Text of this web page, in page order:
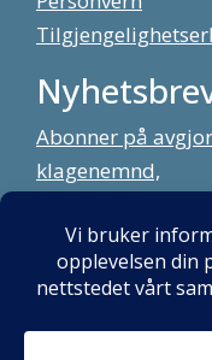
Abonner på
klagenemnd,